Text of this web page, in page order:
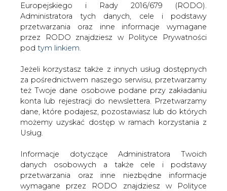
WŁĄCZ CIRE.TV
Europejskiego i Rady 2016/679 (RODO).
Administratora tych danych, cele i podstawy
przetwarzania oraz inne informacje wymagane
przez RODO znajdziesz w Polityce Prywatności
pod tym linkiem.
Jeżeli korzystasz także z innych usług dostępnych
za pośrednictwem naszego serwisu, przetwarzamy
też Twoje dane osobowe podane przy zakładaniu
konta lub rejestracji do newslettera. Przetwarzamy
dane, które podajesz, pozostawiasz lub do których
możemy uzyskać dostęp w ramach korzystania z
Usług.
Informacje dotyczące Administratora Twoich
danych osobowych a także cele i podstawy
przetwarzania oraz inne niezbędne informacje
wymagane przez RODO znajdziesz w Polityce
Strona główna RYNEK PALIW
Kwieciński: w połowie
grudnia wydarzenia dot. Coal Regions in Transition
2018-12-04 00:00
skomentuj
udostępnij: